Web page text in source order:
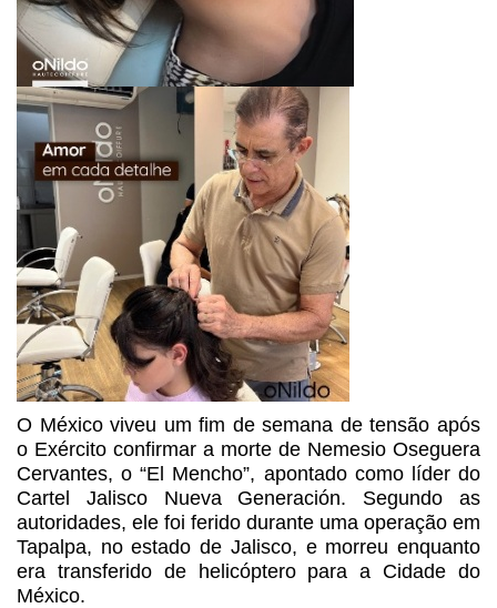
O México viveu um fim de semana de tensão após
o Exército confirmar a morte de Nemesio Oseguera
Cervantes, o “El Mencho”, apontado como líder do
Cartel Jalisco Nueva Generación. Segundo as
autoridades, ele foi ferido durante uma operação em
Tapalpa, no estado de Jalisco, e morreu enquanto
era transferido de helicóptero para a Cidade do
México.